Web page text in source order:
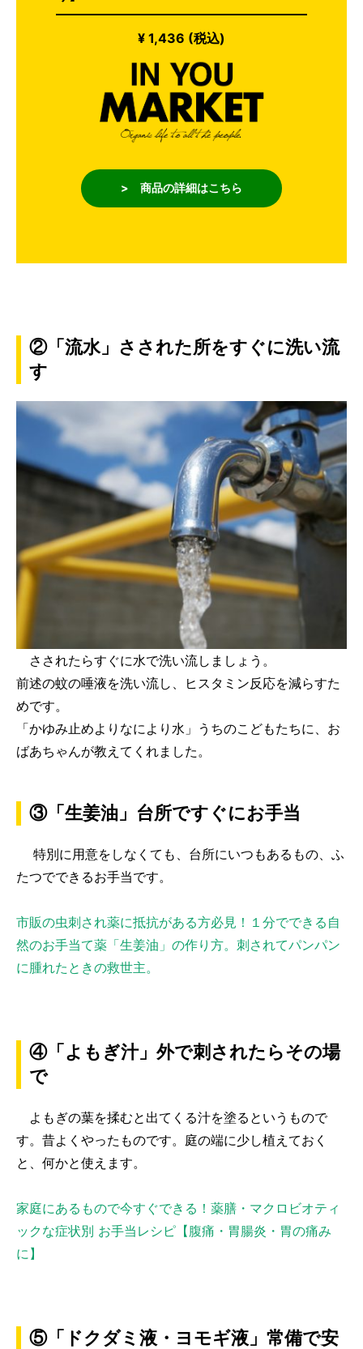
¥ 1,436 (税込)
> 商品の詳細はこちら
②「流水」さされた所をすぐに洗い流
す
さされたらすぐに水で洗い流しましょう。
前述の蚊の唾液を洗い流し、ヒスタミン反応を減らすた
めです。
「かゆみ止めよりなにより水」うちのこどもたちに、お
ばあちゃんが教えてくれました。
③「生姜油」台所ですぐにお手当
特別に用意をしなくても、台所にいつもあるもの、ふ
たつでできるお手当です。
市販の虫刺され薬に抵抗がある方必見！１分でできる自
然のお手当て薬「生姜油」の作り方。刺されてパンパン
に腫れたときの救世主。
④「よもぎ汁」外で刺されたらその場
で
よもぎの葉を揉むと出てくる汁を塗るというもので
す。昔よくやったものです。庭の端に少し植えておく
と、何かと使えます。
家庭にあるもので今すぐできる！薬膳・マクロビオティ
ックな症状別 お手当レシピ【腹痛・胃腸炎・胃の痛み
に】
⑤「ドクダミ液・ヨモギ液」常備で安